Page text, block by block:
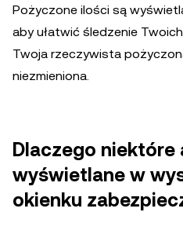
Pożyczone ilości są
aby ułatwić śledzenie
Twoja rzeczywista
niezmieniona.
Dlaczego niektóre
wyświetlane w
okienku